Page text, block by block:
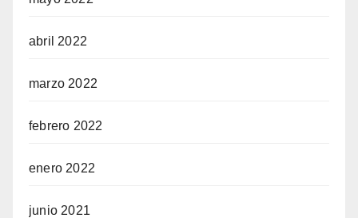
abril 2022
marzo 2022
febrero 2022
enero 2022
junio 2021